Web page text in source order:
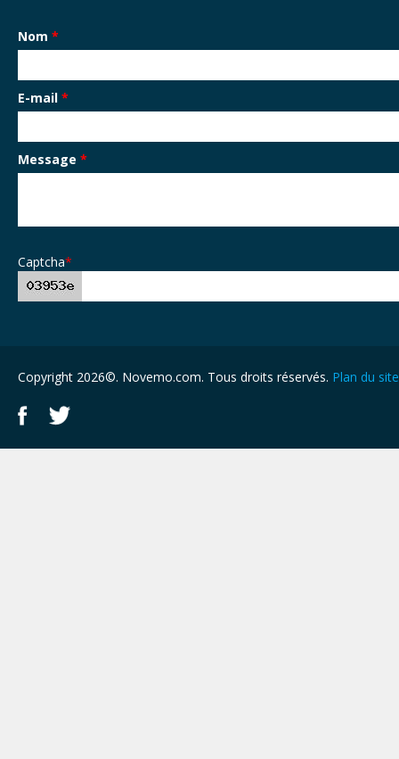
Nom *
E-mail *
Message *
Captcha*
Copyright 2026©. Novemo.com. Tous droits réservés. Plan du site